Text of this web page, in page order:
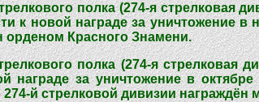
полка (274-я
к новой награде за уничтожение в
орденом Красного Знамени.
полка (274-я
награде за уничтожение в
й стрелковой дивизии